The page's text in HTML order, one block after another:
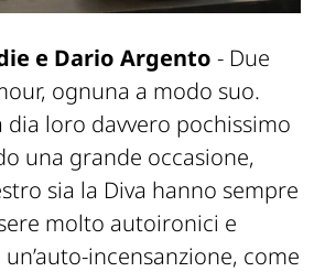
e Dario Argento - Due
ognuna a modo suo.
dia loro davvero pochissimo
una grande occasione,
sia la Diva hanno sempre
molto autoironici e
incensanzione, come